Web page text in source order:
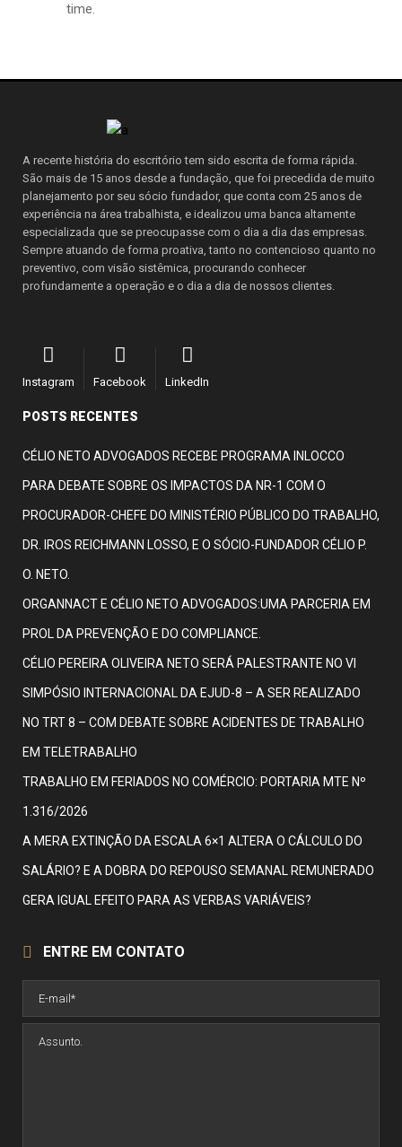
time.
A recente história do escritório tem sido escrita de forma rápida.
São mais de 15 anos desde a fundação, que foi precedida de muito
planejamento por seu sócio fundador, que conta com 25 anos de
experiência na área trabalhista, e idealizou uma banca altamente
especializada que se preocupasse com o dia a dia das empresas.
Sempre atuando de forma proativa, tanto no contencioso quanto no
preventivo, com visão sistêmica, procurando conhecer
profundamente a operação e o dia a dia de nossos clientes.
Instagram Facebook LinkedIn
POSTS RECENTES
CÉLIO NETO ADVOGADOS RECEBE PROGRAMA INLOCCO
PARA DEBATE SOBRE OS IMPACTOS DA NR-1 COM O
PROCURADOR-CHEFE DO MINISTÉRIO PÚBLICO DO TRABALHO,
DR. IROS REICHMANN LOSSO, E O SÓCIO-FUNDADOR CÉLIO P.
O. NETO.
ORGANNACT E CÉLIO NETO ADVOGADOS:UMA PARCERIA EM
PROL DA PREVENÇÃO E DO COMPLIANCE.
CÉLIO PEREIRA OLIVEIRA NETO SERÁ PALESTRANTE NO VI
SIMPÓSIO INTERNACIONAL DA EJUD-8 – A SER REALIZADO
NO TRT 8 – COM DEBATE SOBRE ACIDENTES DE TRABALHO
EM TELETRABALHO
TRABALHO EM FERIADOS NO COMÉRCIO: PORTARIA MTE Nº
1.316/2026
A MERA EXTINÇÃO DA ESCALA 6×1 ALTERA O CÁLCULO DO
SALÁRIO? E A DOBRA DO REPOUSO SEMANAL REMUNERADO
GERA IGUAL EFEITO PARA AS VERBAS VARIÁVEIS?
ENTRE EM CONTATO